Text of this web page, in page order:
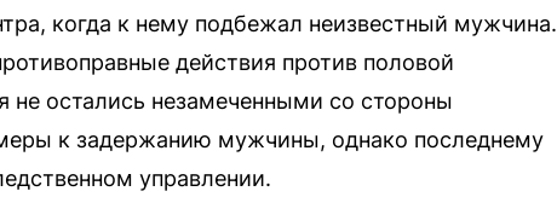
когда к нему подбежал неизвестный мужчина.
действия против половой
не остались незамеченными со стороны
к задержанию мужчины, однако последнему
управлении.